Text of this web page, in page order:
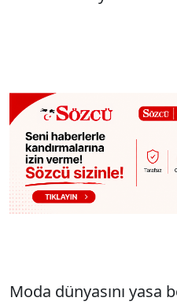
Moda dünyasını